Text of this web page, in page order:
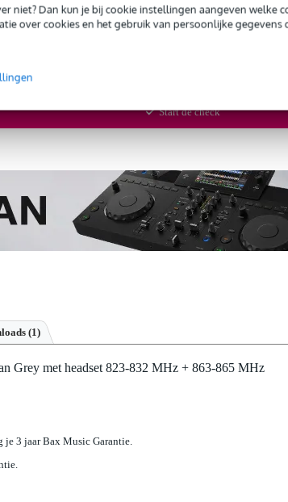
niet? Dan kun je bij cookie instellingen aangeven welke
over cookies en het gebruik van persoonlijke gegevens
garantie
Laagste-prijs-garantie
deLD Systems ANNY 8 BPH B8 G Urban Grey
Start de check
(1)
Grey met headset 823-832 MHz + 863-865 MHz
3 jaar Bax Music Garantie.